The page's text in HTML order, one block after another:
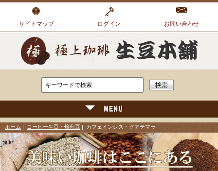
サイトマップ ログイン お問い合わせ
ホーム コーヒー生豆・焙煎豆 | カフェインレス・グアテマラ